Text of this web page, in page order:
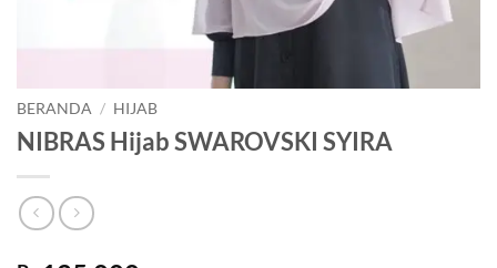
BERANDA / HIJAB
NIBRAS Hijab SWAROVSKI SYIRA